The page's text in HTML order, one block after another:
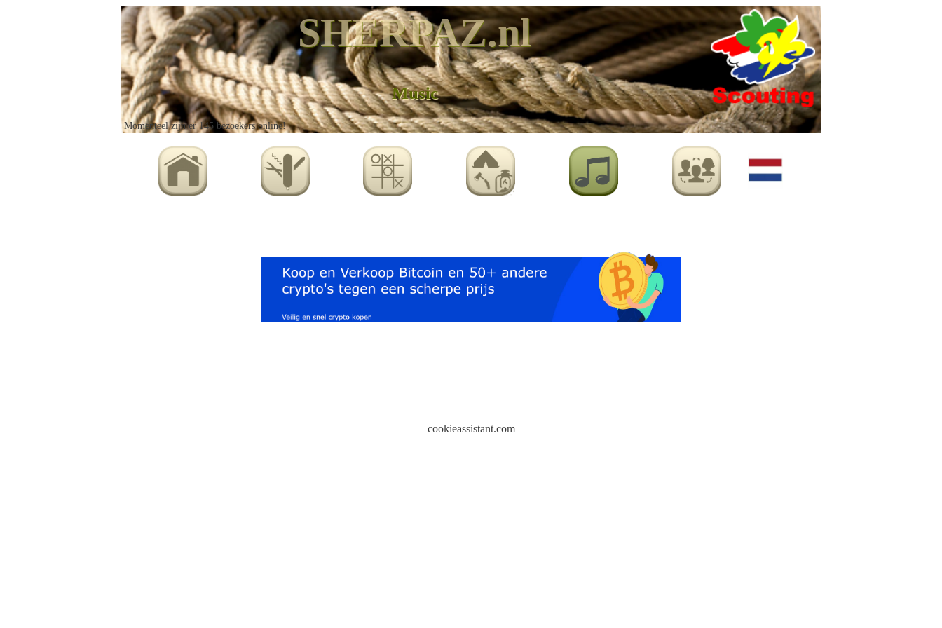
SHERPAZ.nl
Music
Momenteel zijn er 145 bezoekers online!
cookieassistant.com